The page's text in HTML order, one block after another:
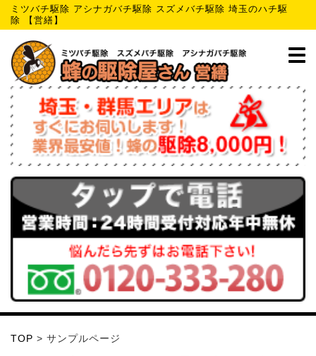
ミツバチ駆除 アシナガバチ駆除 スズメバチ駆除 埼玉のハチ駆
除 【営繕】
TOP > サンプルページ